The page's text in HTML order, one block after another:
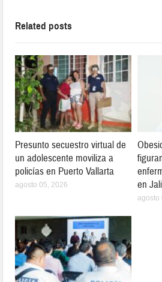
Related posts
Presunto secuestro virtual de
un adolescente moviliza a
policías en Puerto Vallarta
agosto 05, 2026
en
agosto